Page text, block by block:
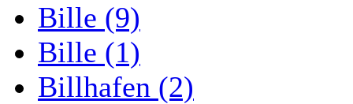
Bille (9)
Bille (1)
Billhafen (2)